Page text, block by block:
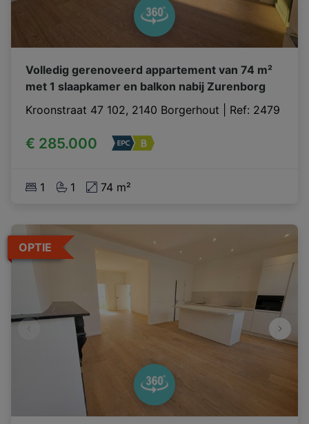
Volledig gerenoveerd appartement van 74 m²
met 1 slaapkamer en balkon nabij Zurenborg
Kroonstraat 47 102, 2140 Borgerhout
Ref: 2479
€ 285.000
1 1 74 m²
OPTIE